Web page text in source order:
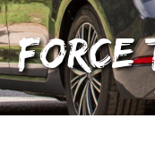
Force